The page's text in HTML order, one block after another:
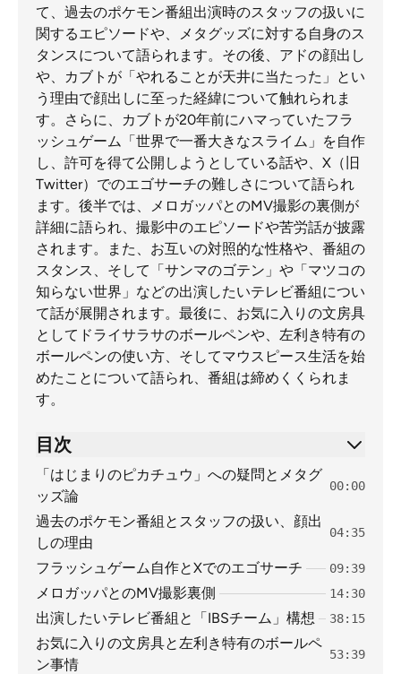
て、過去のポケモン番組出演時のスタッフの扱いに
関するエピソードや、メタグッズに対する自身のス
タンスについて語られます。その後、アドの顔出し
や、カブトが「やれることが天井に当たった」とい
う理由で顔出しに至った経緯について触れられま
す。さらに、カブトが20年前にハマっていたフラ
ッシュゲーム「世界で一番大きなスライム」を自作
し、許可を得て公開しようとしている話や、X（旧
Twitter）でのエゴサーチの難しさについて語られ
ます。後半では、メロガッパとのMV撮影の裏側が
詳細に語られ、撮影中のエピソードや苦労話が披露
されます。また、お互いの対照的な性格や、番組の
スタンス、そして「サンマのゴテン」や「マツコの
知らない世界」などの出演したいテレビ番組につい
て話が展開されます。最後に、お気に入りの文房具
としてドライサラサのボールペンや、左利き特有の
ボールペンの使い方、そしてマウスピース生活を始
めたことについて語られ、番組は締めくくられま
す。
目次
「はじまりのピカチュウ」への疑問とメタグ
ッズ論
00:00
過去のポケモン番組とスタッフの扱い、顔出
しの理由
04:35
フラッシュゲーム自作とXでのエゴサーチ 09:39
メロガッパとのMV撮影裏側 14:30
出演したいテレビ番組と「IBSチーム」構想 38:15
お気に入りの文房具と左利き特有のボールペ
ン事情
53:39